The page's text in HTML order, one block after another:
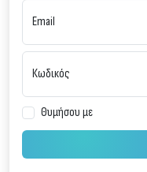
Email
Κωδικός
Θυμήσου με